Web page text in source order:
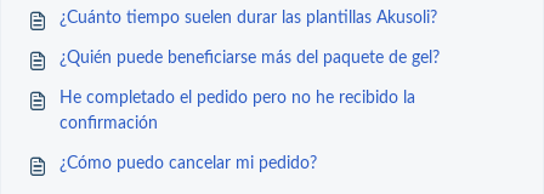
¿Cuánto tiempo suelen durar las plantillas Akusoli?
¿Quién puede beneficiarse más del paquete de gel?
He completado el pedido pero no he recibido la
confirmación
¿Cómo puedo cancelar mi pedido?